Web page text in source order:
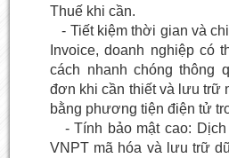
Thuế khi cần.
- Tiết kiệm thời gian và
Invoice, doanh nghiệp có
cách nhanh chóng thông
đơn khi cần thiết và lưu trữ
bằng phương tiện điện tử
- Tính bảo mật cao:
VNPT mã hóa và lưu trữ